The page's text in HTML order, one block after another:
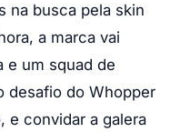
na busca pela skin
a marca vai
e um squad de
desafio do Whopper
e convidar a galera